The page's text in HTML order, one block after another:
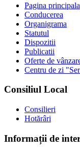
Pagina principala
Conducerea
Organigrama
Statutul
Dispozitii
Publicatii
Oferte de
Centru de zi
Consiliul Local
Consilieri
Hotărâri
Informații de